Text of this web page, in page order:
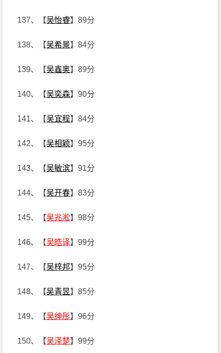
137、【吴怡睿】89分
138、【吴希景】84分
139、【吴鑫奥】89分
140、【吴奕森】90分
141、【吴宜程】84分
142、【吴相颖】95分
143、【吴敏滨】91分
144、【吴开春】83分
145、【吴兆淞】98分
146、【吴皓译】99分
147、【吴梓邦】95分
148、【吴青昱】85分
149、【吴绅彤】96分
150、【吴泽楚】99分